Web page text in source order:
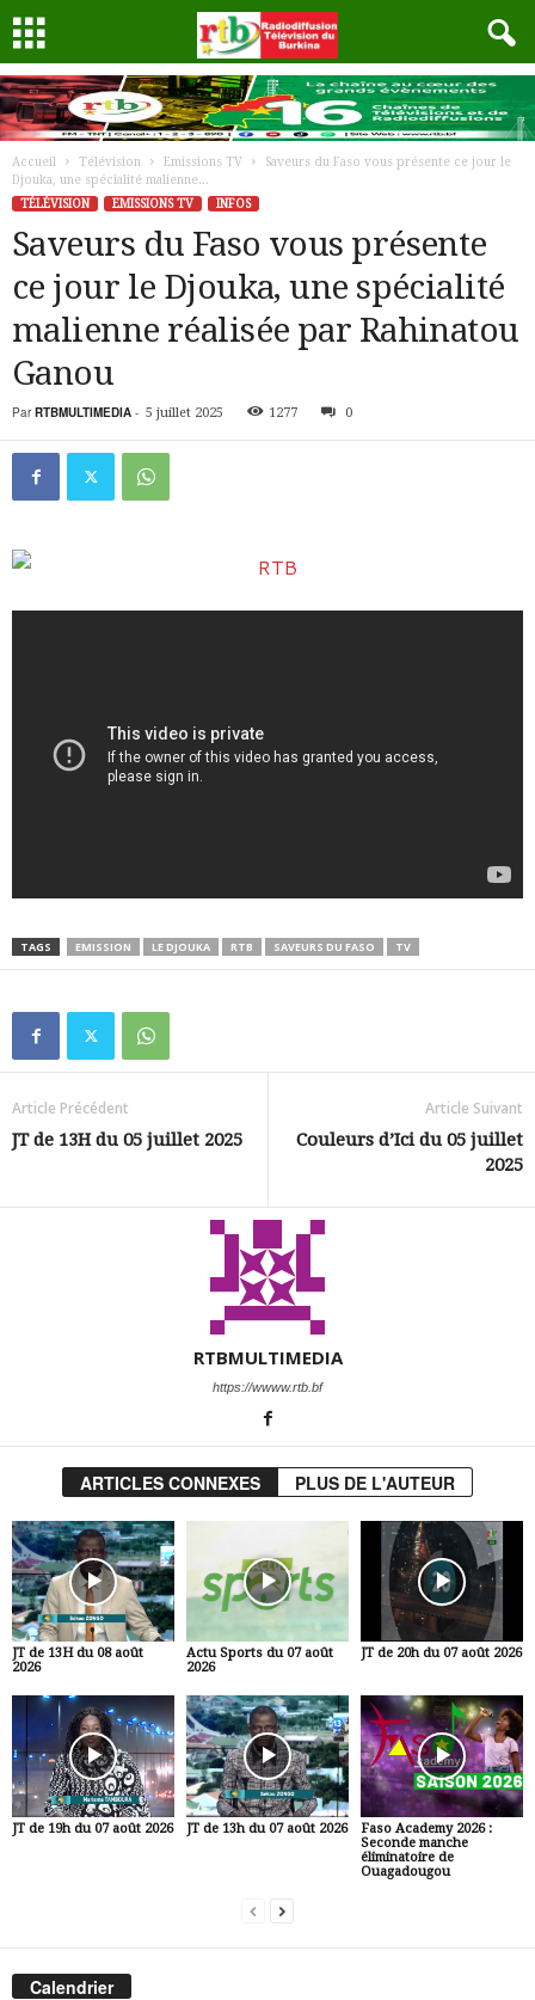
Accueil Télévision Emissions TV
Saveurs du Faso vous présente ce jour le
Djouka, une spécialité malienne...
TÉLÉVISION
EMISSIONS TV INFOS
Saveurs du Faso vous présente
ce jour le Djouka, une spécialité
malienne réalisée par Rahinatou
Ganou
Par RTBMULTIMEDIA - 5 juillet 2025 1277 0
TAGS EMISSION LE DJOUKA RTB SAVEURS DU FASO TV
Article Précédent
JT de 13H du 05 juillet 2025
Article Suivant
Couleurs d’Ici du 05 juillet
2025
RTBMULTIMEDIA
https://wwww.rtb.bf
ARTICLES CONNEXES PLUS DE L'AUTEUR
JT de 13H du 08 août
2026
Actu Sports du 07 août
2026
JT de 20h du 07 août 2026
JT de 19h du 07 août 2026 JT de 13h du 07 août 2026
Faso Academy 2026 :
Seconde manche
éliminatoire de
Ouagadougou
Calendrier